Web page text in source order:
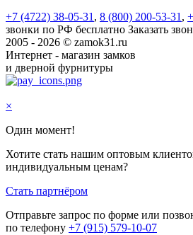
+7 (4722) 38-05-31, 8 (800) 200-53-31,
звонки по РФ бесплатно Заказать
2005 - 2026 © zamok31.ru
Интернет - магазин замков
и дверной фурнитуры
×
Один момент!
Хотите стать нашим оптовым
индивидуальным ценам?
Стать партнёром
Отправьте запрос по форме или
по телефону +7 (915) 579-10-07